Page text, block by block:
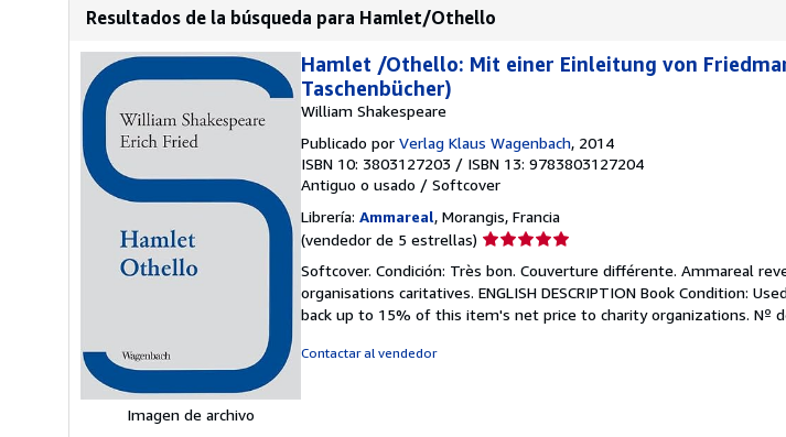
Resultados de la búsqueda para Hamlet/Othello
Imagen de archivo
Hamlet /Othello: Mit einer Einleitung von
Taschenbücher)
William Shakespeare
Publicado por Verlag Klaus Wagenbach, 2014
ISBN 10: 3803127203 / ISBN 13: 9783803127204
Antiguo o usado / Softcover
Librería: Ammareal, Morangis, Francia
(vendedor de 5 estrellas) Calificación
vendedor:
5
de
Softcover. Condición: Très bon. Couverture différente. Ammareal
organisations caritatives. ENGLISH DESCRIPTION Book Condition:
back up to 15% of this item's net price to charity organizations. Nº
Contactar al vendedor